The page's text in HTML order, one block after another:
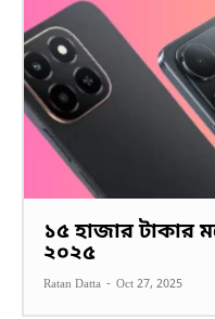
১৫ হাজার টাকার
২০২৫
Ratan Datta - Oct 27, 2025